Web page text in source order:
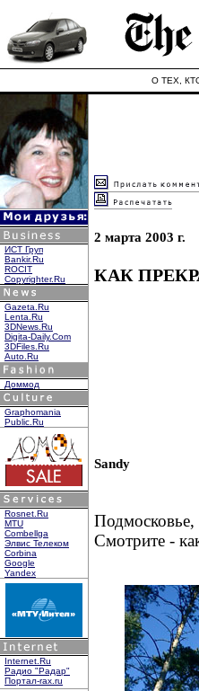
О ТЕХ,
ИСТ Груп
Bankir.Ru
ROCIT
Copyrighter.Ru
Gazeta.Ru
Lenta.Ru
3DNews.Ru
Digita-Daily.Com
3DFiles.Ru
Auto.Ru
Доммод
Graphomania
Public.Ru
Rosnet.Ru
MTU
Combellga
Элвис Телеком
Corbina
Google
Yandex
Internet.Ru
Радио "Радар"
Портал-rax.ru
2 марта 2003 г.
КАК
Sandy
Смотрите -